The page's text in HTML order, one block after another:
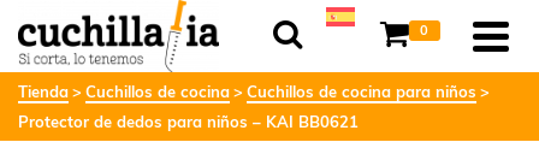
0
Tienda Cuchillos de cocina
Cuchillos de cocina para niños
Protector de dedos para niños – KAI BB0621